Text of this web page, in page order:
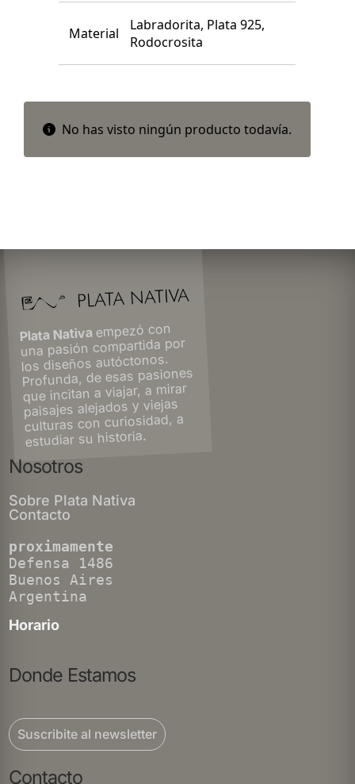
Material
Labradorita, Plata 925,
Rodocrosita
No has visto ningún producto todavía.
Plata Nativaempezó con
una pasión compartida por
los diseños autóctonos.
Profunda, de esas pasiones
que incitan a viajar, a mirar
paisajes alejados y viejas
culturas con curiosidad, a
estudiar su historia.
Nosotros
Sobre Plata Nativa
Contacto
proximamente
Defensa 1486
Buenos Aires
Argentina
Horario
Donde Estamos
Suscribite al newsletter
Contacto